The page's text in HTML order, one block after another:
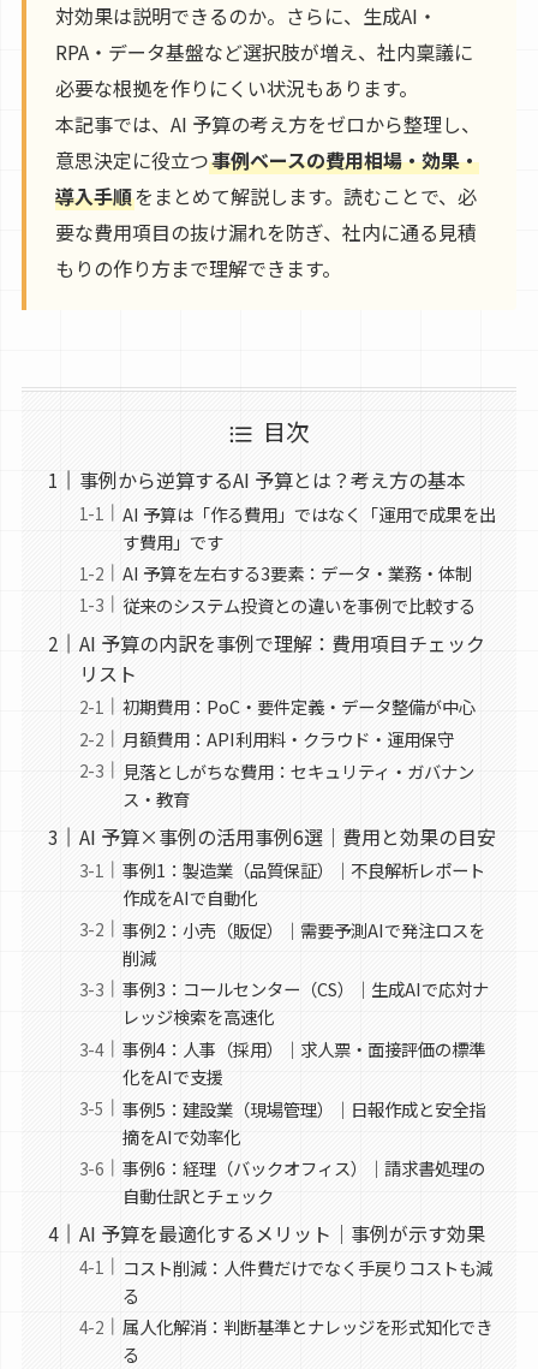
対効果は説明できるのか。さらに、生成AI・
RPA・データ基盤など選択肢が増え、社内稟議に
必要な根拠を作りにくい状況もあります。
本記事では、AI 予算の考え方をゼロから整理し、
意思決定に役立つ事例ベースの費用相場・効果・
導入手順をまとめて解説します。読むことで、必
要な費用項目の抜け漏れを防ぎ、社内に通る見積
もりの作り方まで理解できます。
目次
事例から逆算するAI 予算とは？考え方の基本
AI 予算は「作る費用」ではなく「運用で成果を出
す費用」です
AI 予算を左右する3要素：データ・業務・体制
従来のシステム投資との違いを事例で比較する
AI 予算の内訳を事例で理解：費用項目チェック
リスト
初期費用：PoC・要件定義・データ整備が中心
月額費用：API利用料・クラウド・運用保守
見落としがちな費用：セキュリティ・ガバナン
ス・教育
AI 予算×事例の活用事例6選｜費用と効果の目安
事例1：製造業（品質保証）｜不良解析レポート
作成をAIで自動化
事例2：小売（販促）｜需要予測AIで発注ロスを
削減
事例3：コールセンター（CS）｜生成AIで応対ナ
レッジ検索を高速化
事例4：人事（採用）｜求人票・面接評価の標準
化をAIで支援
事例5：建設業（現場管理）｜日報作成と安全指
摘をAIで効率化
事例6：経理（バックオフィス）｜請求書処理の
自動仕訳とチェック
AI 予算を最適化するメリット｜事例が示す効果
コスト削減：人件費だけでなく手戻りコストも減
る
属人化解消：判断基準とナレッジを形式知化でき
る